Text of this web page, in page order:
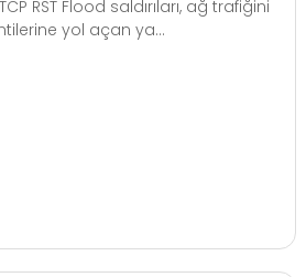
RST Flood saldırıları, ağ trafiğini
yol açan ya...